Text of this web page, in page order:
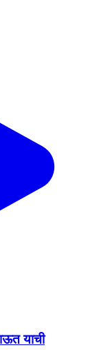
याची